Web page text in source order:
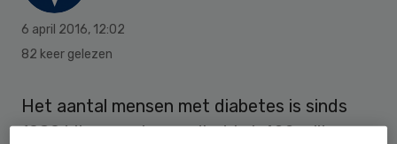
6 april 2016, 12:02
82 keer gelezen
Het aantal mensen met diabetes is sinds
1980 bijna verviervoudigd tot 422 miljoen.